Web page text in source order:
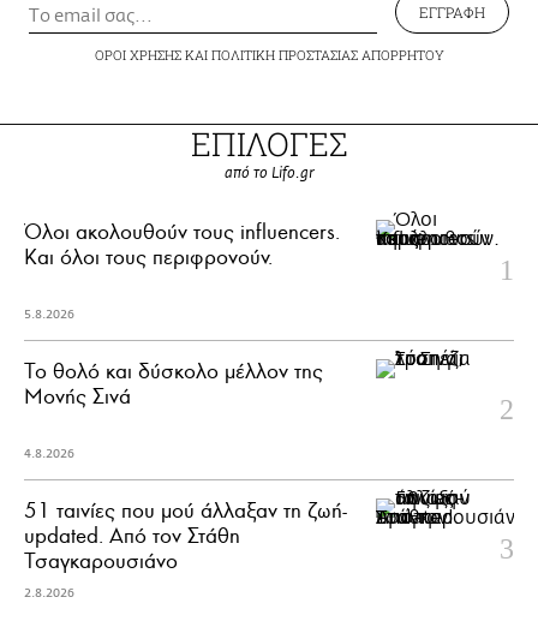
ΕΓΓΡΑΦΗ
ΟΡΟΙ ΧΡΗΣΗΣΚΑΙ ΠΟΛΙΤΙΚΗ ΠΡΟΣΤΑΣΙΑΣ ΑΠΟΡΡΗΤΟΥ
ΕΠΙΛΟΓΕΣ
από το Lifo.gr
Όλοι ακολουθούν τους influencers.
Και όλοι τους περιφρονούν.
5.8.2026
Το θολό και δύσκολο μέλλον της
Μονής Σινά
4.8.2026
51 ταινίες που μού άλλαξαν τη ζωή-
updated. Aπό τον Στάθη
Τσαγκαρουσιάνο
2.8.2026